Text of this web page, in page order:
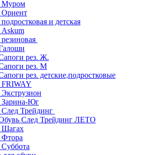
Муром
Ориент
и детская
рез. Ж.
рез. М
рез. детские,подростковые
FRIWAY
Зарина-Юг
Трейдинг
След Трейдинг ЛЕТО
Шагах